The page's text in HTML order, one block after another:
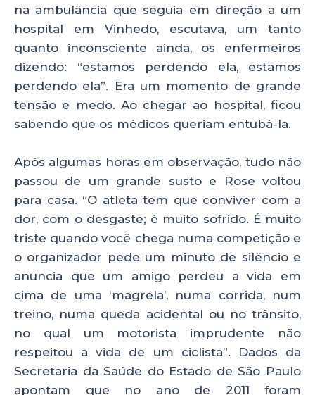
na ambulância que seguia em direção a um
hospital em Vinhedo, escutava, um tanto
quanto inconsciente ainda, os enfermeiros
dizendo: “estamos perdendo ela, estamos
perdendo ela”. Era um momento de grande
tensão e medo. Ao chegar ao hospital, ficou
sabendo que os médicos queriam entubá-la.
Após algumas horas em observação, tudo não
passou de um grande susto e Rose voltou
para casa. “O atleta tem que conviver com a
dor, com o desgaste; é muito sofrido. É muito
triste quando você chega numa competição e
o organizador pede um minuto de silêncio e
anuncia que um amigo perdeu a vida em
cima de uma ‘magrela’, numa corrida, num
treino, numa queda acidental ou no trânsito,
no qual um motorista imprudente não
respeitou a vida de um ciclista”. Dados da
Secretaria da Saúde do Estado de São Paulo
apontam que no ano de 2011 foram